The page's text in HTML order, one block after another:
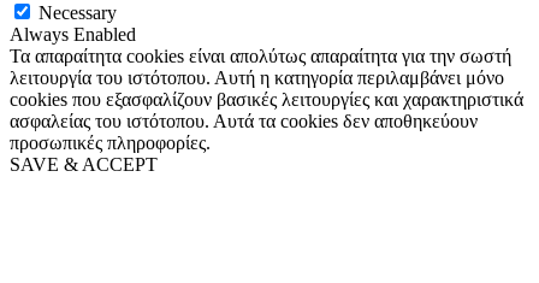
Necessary
Always Enabled
Τα απαραίτητα cookies είναι απολύτως απαραίτητα για την σωστή
λειτουργία του ιστότοπου. Αυτή η κατηγορία περιλαμβάνει μόνο
cookies που εξασφαλίζουν βασικές λειτουργίες και χαρακτηριστικά
ασφαλείας του ιστότοπου. Αυτά τα cookies δεν αποθηκεύουν
προσωπικές πληροφορίες.
SAVE & ACCEPT